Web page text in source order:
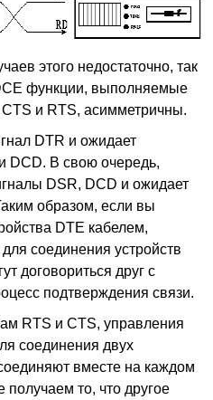
этого недостаточно, так
функции, выполняемые
и RTS, асимметричны.
DTR и ожидает
DCD. В свою очередь,
DSR, DCD и ожидает
образом, если вы
DTE кабелем,
соединения устройств
договориться друг с
подтверждения связи.
RTS и CTS, управления
соединения двух
вместе на каждом
получаем то, что другое